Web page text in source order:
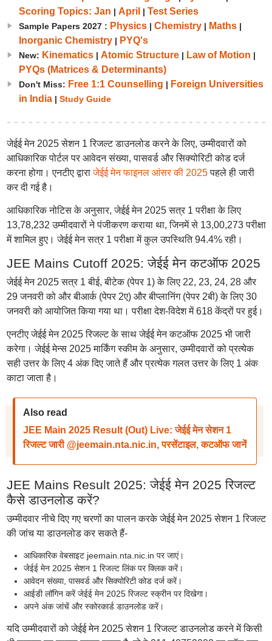
Scoring Topics: Jan | April | Test Series
Sample Papers 2027 : Physics| Chemistry| Maths|
Inorganic Chemistry| PYQ's
New: Kinematics| Atomic Structure| Law of Motion |
PYQs (Matrices & Determinants)
Don't Miss: Free 1:1 Counselling | Foreign Universities
in India| Study Guide
जेईई मेन 2025 सेशन 1 रिजल्ट डाउनलोड करने के लिए, उम्मीदवारों को
आधिकारिक पोर्टल पर आवेदन संख्या, पासवर्ड और सिक्योरिटी कोड दर्ज
करना होगा। एनटीए द्वाराजेईई मेन फाइनल आंसर की 2025पहले ही जारी
कर दी गई है।
आधिकारिक नोटिस के अनुसार, जेईई मेन 2025 सत्र 1 परीक्षा के लिए
13,78,232 उम्मीदवारों ने पंजीकरण कराया था, जिनमें से 13,00,273 परीक्षा
में शामिल हुए। जेईई मेन सत्र 1 परीक्षा में कुल उपस्थिति 94.4% रही।
JEE Mains Cutoff 2025: जेईई मेन कटऑफ 2025
जेईई मेन 2025 सत्र 1 बीई, बीटेक (पेपर 1) के लिए 22, 23, 24, 28 और
29 जनवरी को और बीआर्क (पेपर 2ए) और बीप्लानिंग (पेपर 2बी) के लिए 30
जनवरी को आयोजित किया गया था। परीक्षा देश-विदेश में 618 केंद्रों पर हुई।
एनटीए जेईई मेन 2025 रिजल्ट के साथ जेईई मेन कटऑफ 2025 भी जारी
करेगा। जेईई मेन्स 2025 मार्किंग स्कीम के अनुसार, उम्मीदवारों को प्रत्येक
सही उत्तर के लिए 4 अंक दिए जाते हैं और प्रत्येक गलत उत्तर के लिए 1 अंक
काटा जाता है।
Also read
JEE Main 2025 Result (Out) Live: जेईई मेन सेशन 1
रिजल्ट जारी @jeemain.nta.nic.in, परसेंटाइल, कटऑफ जानें
JEE Mains Result 2025: जेईई मेन 2025 रिजल्ट
कैसे डाउनलोड करें?
उम्मीदवार नीचे दिए गए चरणों का पालन करके जेईई मेन 2025 सेशन 1 रिजल्ट
की जांच या डाउनलोड कर सकते हैं-
आधिकारिक वेबसाइट jeemain.nta.nic.in पर जाएं।
जेईई मेन 2025 सेशन 1 रिजल्ट लिंक पर क्लिक करें।
आवेदन संख्या, पासवर्ड और सिक्योरिटी कोड दर्ज करें।
आईडी लॉगिन करें जेईई मेन 2025 रिजल्ट स्क्रीन पर दिखेगा।
अपने अंक जांचें और स्कोरकार्ड डाउनलोड करें।
यदि उम्मीदवारों को जेईई मेन 2025 सेशन 1 रिजल्ट डाउनलोड करने में किसी